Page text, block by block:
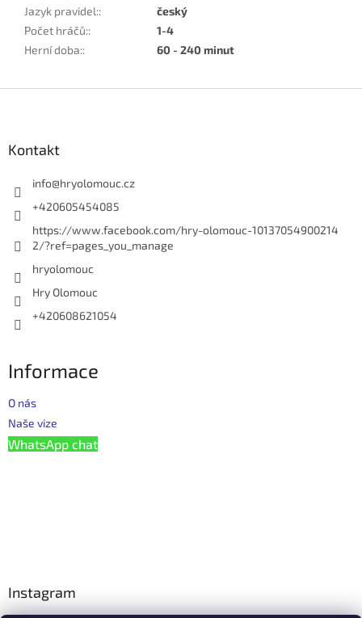
Jazyk pravidel::
český
Počet hráčů::
1-4
Herní doba:: 60 - 240 minut
Kontakt
info@hryolomouc.cz
+420605454085
https://www.facebook.com/hry-olomouc-10137054900214
2/?ref=pages_you_manage
hryolomouc
Hry Olomouc
+420608621054
Informace
O nás
Naše vize
WhatsApp chat
Instagram